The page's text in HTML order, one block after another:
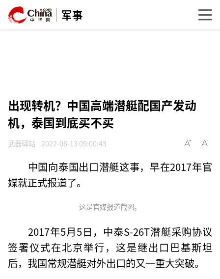
军事
出现转机？中国高端潜艇配国产发动
机，泰国到底买不买
武器驿站 2022-08-13 09:00:43
中国向泰国出口潜艇这事，早在2017年官
媒就正式报道了。
这是官媒报道截图。
2017年5月5日，中泰S-26T潜艇采购协议
签署仪式在北京举行，这是继出口巴基斯坦
后，我国常规潜艇对外出口的又一重大突破。